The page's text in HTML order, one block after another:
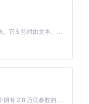
令）
代码即可开始修复视
MiniMax H3 是一个通用的全模态生成系统。它支持对由文本、图像、视频和音频组成的多模态上下文进行统一理解，并能生成分辨率高达 2K、时长可达 15 秒的带原生立体声音频的视频。得益于面向任务泛化的系统设计，H3 在预训练阶段就已具备广泛的多模态上下文理解与生成能力，能够出色地执行复杂的多模态指令。
Kimi K3 是Kimi能力最强的模型：这是一个拥有 2.8 万亿参数的混合专家（MoE）模型，具备原生视觉理解能力，并支持 100 万 token 的上下文窗口。